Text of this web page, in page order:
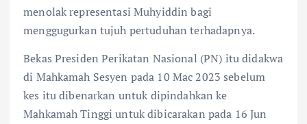
menolak representasi Muhyiddin bagi
menggugurkan tujuh pertuduhan terhadapnya.
Bekas Presiden Perikatan Nasional (PN) itu didakwa
di Mahkamah Sesyen pada 10 Mac 2023 sebelum
kes itu dibenarkan untuk dipindahkan ke
Mahkamah Tinggi untuk dibicarakan pada 16 Jun